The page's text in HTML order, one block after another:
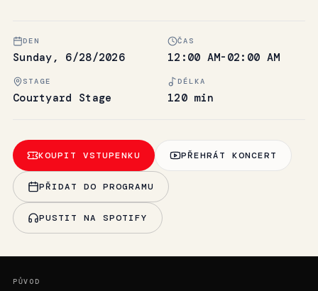
DEN
Sunday, 6/28/2026
ČAS
12:00 AM-02:00 AM
STAGE
Courtyard Stage
DÉLKA
120 min
KOUPIT VSTUPENKU PŘEHRÁT KONCERT
PŘIDAT DO PROGRAMU
PUSTIT NA SPOTIFY
PŮVOD